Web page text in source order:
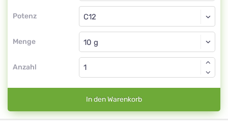
Potenz
Globuli
C12
Menge
Globuli
Anzahl
In den Warenkorb